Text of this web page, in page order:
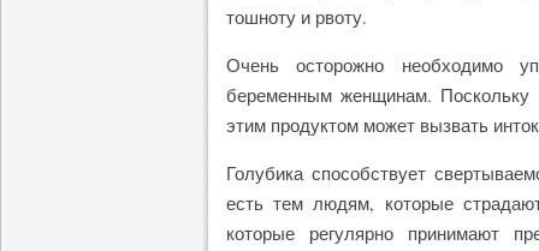
тошноту и рвоту.
Очень осторожно необходимо
беременным женщинам. Поскольку
этим продуктом может вызвать
Голубика способствует
есть тем людям, которые
которые регулярно принимают